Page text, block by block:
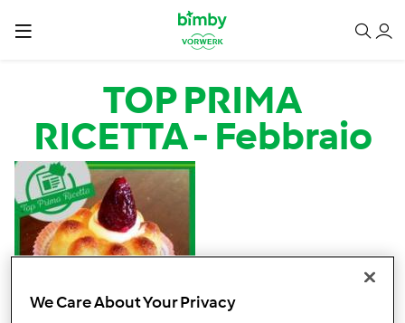
Salta al contenuto principale
TOP PRIMA
RICETTA - Febbraio
Buongiorno a tutti
We Care About Your Privacy